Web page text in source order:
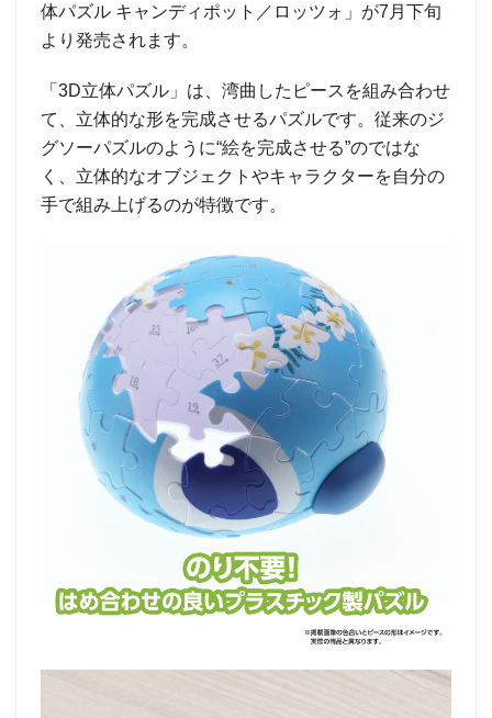
体パズル キャンディポット／ロッツォ」が7月下旬
より発売されます。
「3D立体パズル」は、湾曲したピースを組み合わせ
て、立体的な形を完成させるパズルです。従来のジ
グソーパズルのように“絵を完成させる”のではな
く、立体的なオブジェクトやキャラクターを自分の
手で組み上げるのが特徴です。